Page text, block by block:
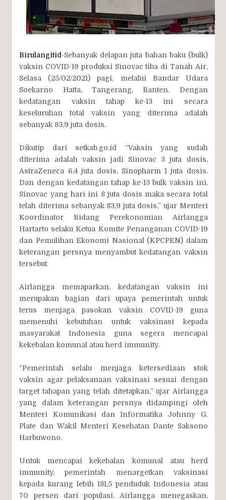
Birulangitid -Sebanyak delapan juta bahan baku (bulk)
vaksin COVID-19 produksi Sinovac tiba di Tanah Air,
Selasa (25/02/2021) pagi, melalui Bandar Udara
Soekarno Hatta, Tangerang, Banten. Dengan
kedatangan vaksin tahap ke-13 ini secara
keseluruhan total vaksin yang diterima adalah
sebanyak 83,9 juta dosis.
Dikutip dari setkab.go.id “Vaksin yang sudah
diterima adalah vaksin jadi Sinovac 3 juta dosis,
AstraZeneca 6,4 juta dosis, Sinopharm 1 juta dosis.
Dan dengan kedatangan tahap ke-13 bulk vaksin ini,
Sinovac yang hari ini 8 juta dosis maka secara total
telah diterima sebanyak 83,9 juta dosis,” ujar Menteri
Koordinator Bidang Perekonomian Airlangga
Hartarto selaku Ketua Komite Penanganan COVID-19
dan Pemulihan Ekonomi Nasional (KPCPEN) dalam
keterangan persnya menyambut kedatangan vaksin
tersebut.
Airlangga memaparkan, kedatangan vaksin ini
merupakan bagian dari upaya pemerintah untuk
terus menjaga pasokan vaksin COVID-19 guna
memenuhi kebutuhan untuk vaksinasi kepada
masyarakat Indonesia guna segera mencapai
kekebalan komunal atau herd immunity.
“Pemerintah selalu menjaga ketersediaan stok
vaksin agar pelaksanaan vaksinasi sesuai dengan
target tahapan yang telah ditetapkan,” ujar Airlangga
yang dalam keterangan persnya didampingi oleh
Menteri Komunikasi dan Informatika Johnny G.
Plate dan Wakil Menteri Kesehatan Dante Saksono
Harbuwono.
Untuk mencapai kekebalan komunal atau herd
immunity, pemerintah menargetkan vaksinasi
kepada kurang lebih 181,5 penduduk Indonesia atau
70 persen dari populasi. Airlangga menegaskan,